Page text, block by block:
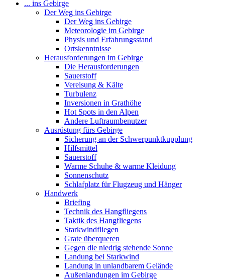
... ins Gebirge
Der Weg ins Gebirge
Der Weg ins Gebirge
Meteorologie im Gebirge
Physis und Erfahrungsstand
Ortskenntnisse
Herausforderungen im Gebirge
Die Herausforderungen
Sauerstoff
Vereisung & Kälte
Turbulenz
Inversionen in Grathöhe
Hot Spots in den Alpen
Andere Luftraumbenutzer
Ausrüstung fürs Gebirge
Sicherung an der Schwerpunktkupplung
Hilfsmittel
Sauerstoff
Warme Schuhe & warme Kleidung
Sonnenschutz
Schlafplatz für Flugzeug und Hänger
Handwerk
Briefing
Technik des Hangfliegens
Taktik des Hangfliegens
Starkwindfliegen
Grate überqueren
Gegen die niedrig stehende Sonne
Landung bei Starkwind
Landung in unlandbarem Gelände
Außenlandungen im Gebirge